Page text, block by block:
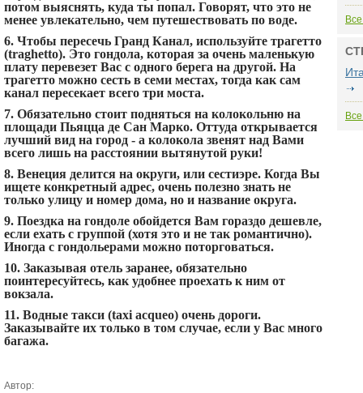
потом выяснять, куда ты попал. Говорят, что это не
менее увлекательно, чем путешествовать по воде.
6. Чтобы пересечь Гранд Канал, используйте трагетто
(traghetto). Это гондола, которая за очень маленькую
плату перевезет Вас с одного берега на другой. На
трагетто можно сесть в семи местах, тогда как сам
канал пересекает всего три моста.
7. Обязательно стоит подняться на колокольню на
площади Пьяцца де Сан Марко. Оттуда открывается
лучший вид на город - а колокола звенят над Вами
всего лишь на расстоянии вытянутой руки!
8. Венеция делится на округи, или сестиэре. Когда Вы
ищете конкретный адрес, очень полезно знать не
только улицу и номер дома, но и название округа.
9. Поездка на гондоле обойдется Вам гораздо дешевле,
если ехать с группой (хотя это и не так романтично).
Иногда с гондольерами можно поторговаться.
10. Заказывая отель заранее, обязательно
поинтересуйтесь, как удобнее проехать к ним от
вокзала.
11. Водные такси (taxi acqueo) очень дороги.
Заказывайте их только в том случае, если у Вас много
багажа.
Автор: